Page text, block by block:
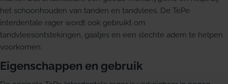
het schoonhouden van tanden en tandvlees. De TePe
interdentale rager wordt ook gebruikt om
tandvleesontstekingen, gaatjes en een slechte adem te helpen
voorkomen.
Eigenschappen en gebruik